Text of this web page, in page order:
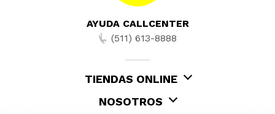
AYUDA CALLCENTER
(511) 613-8888
TIENDAS ONLINE
NOSOTROS